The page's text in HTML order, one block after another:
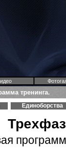
тренинга.
Единоборства